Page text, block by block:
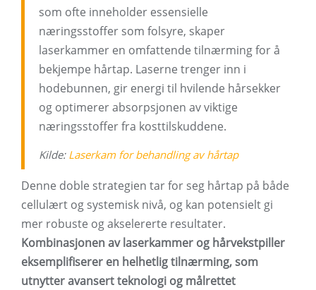
som ofte inneholder essensielle
næringsstoffer som folsyre, skaper
laserkammer en omfattende tilnærming for å
bekjempe hårtap. Laserne trenger inn i
hodebunnen, gir energi til hvilende hårsekker
og optimerer absorpsjonen av viktige
næringsstoffer fra kosttilskuddene.
Kilde: Laserkam for behandling av hårtap
Denne doble strategien tar for seg hårtap på både
cellulært og systemisk nivå, og kan potensielt gi
mer robuste og akselererte resultater.
Kombinasjonen av laserkammer og hårvekstpiller
eksemplifiserer en helhetlig tilnærming, som
utnytter avansert teknologi og målrettet